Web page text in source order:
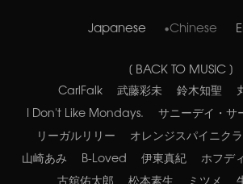
Japanese Chinese
[ BACK TO MUSIC ]
CarlFalk 武藤彩未 鈴木知聖
I Don't Like Mondays.
サニーデイ・サ
リーガルリリー
オレンジスパイニク
山崎あみ
B-Loved 伊東真紀 ホフデ
古舘佑太郎
松本素生 ミツメ